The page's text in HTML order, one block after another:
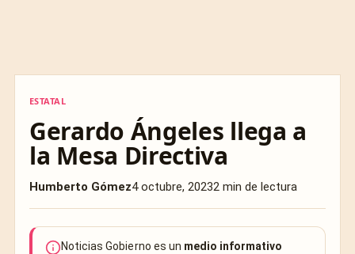
ESTATAL
Gerardo Ángeles llega a
la Mesa Directiva
Humberto Gómez4 octubre, 20232 min de lectura
Noticias Gobierno es un medio informativo